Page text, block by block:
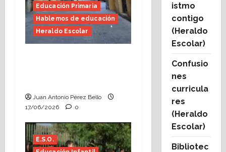
Educación Primaria
Hablemos de educación
Heraldo Escolar
Juan Antonio Pérez Bello
17/06/2026
0
E.S.O.
istmo
contigo
(Heraldo
Escolar)
Confusio
nes
curricula
res
(Heraldo
Escolar)
Bibliotec